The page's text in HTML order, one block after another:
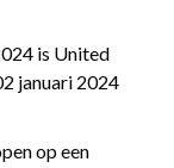
is United
januari 2024
op een